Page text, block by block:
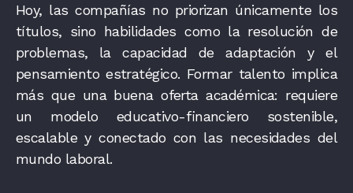
Hoy, las compañías no priorizan únicamente los
títulos, sino habilidades como la resolución de
problemas, la capacidad de adaptación y el
pensamiento estratégico. Formar talento implica
más que una buena oferta académica: requiere
un modelo educativo-financiero sostenible,
escalable y conectado con las necesidades del
mundo laboral.